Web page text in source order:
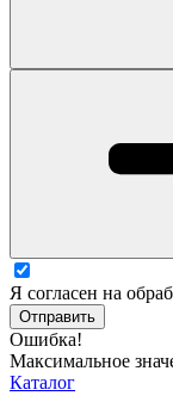
Я согласен на
Отправить
Ошибка!
Максимальное
Каталог